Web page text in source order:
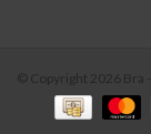
© Copyright 2026 Bra -